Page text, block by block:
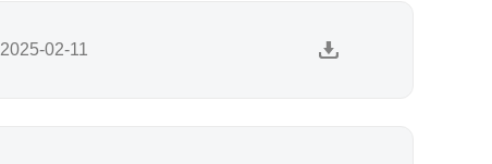
2025-02-11